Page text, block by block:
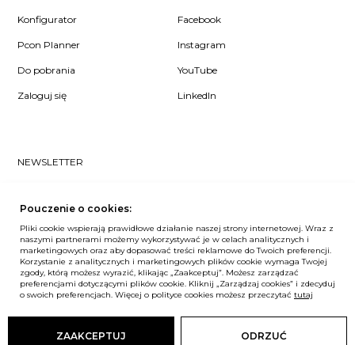
Konfigurator
Pcon Planner
Do pobrania
Zaloguj się
Facebook
Instagram
YouTube
LinkedIn
NEWSLETTER
się do naszego #nospam newslettera!
ZAPISZ MNIE
Unia Europejska
Pouczenie o cookies:
Pliki cookie wspierają prawidłowe działanie naszej strony internetowej. Wraz z
naszymi partnerami możemy wykorzystywać je w celach analitycznych i
marketingowych oraz aby dopasować treści reklamowe do Twoich preferencji.
Korzystanie z analitycznych i marketingowych plików cookie wymaga Twojej
zgody, którą możesz wyrazić, klikając „Zaakceptuj”. Możesz zarządzać
preferencjami dotyczącymi plików cookie. Kliknij „Zarządzaj cookies” i zdecyduj
o swoich preferencjach. Więcej o polityce cookies możesz przeczytać tutaj
ZAAKCEPTUJ ODRZUĆ